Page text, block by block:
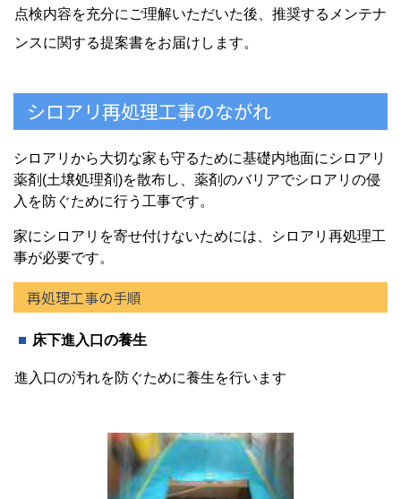
点検内容を充分にご理解いただいた後、推奨するメンテナ
ンスに関する提案書をお届けします。
シロアリ再処理工事のながれ
シロアリから大切な家も守るために基礎内地面にシロアリ
薬剤(土壌処理剤)を散布し、薬剤のバリアでシロアリの侵
入を防ぐために行う工事です。
家にシロアリを寄せ付けないためには、シロアリ再処理工
事が必要です。
再処理工事の手順
床下進入口の養生
進入口の汚れを防ぐために養生を行います